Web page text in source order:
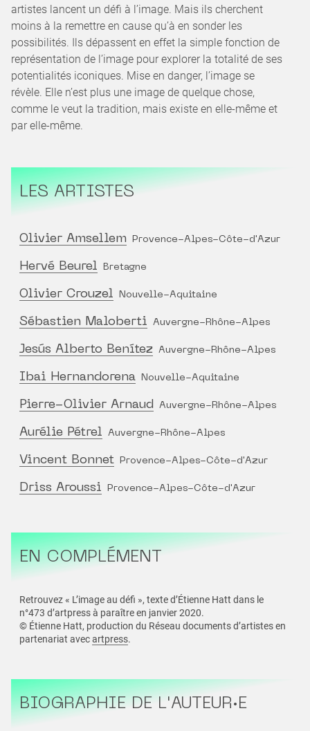
artistes lancent un défi à l’image. Mais ils cherchent
moins à la remettre en cause qu’à en sonder les
possibilités. Ils dépassent en effet la simple fonction de
représentation de l’image pour explorer la totalité de ses
potentialités iconiques. Mise en danger, l’image se
révèle. Elle n’est plus une image de quelque chose,
comme le veut la tradition, mais existe en elle-même et
par elle-même.
LES ARTISTES
Olivier Amsellem Provence-Alpes-Côte-d'Azur
Hervé Beurel Bretagne
Olivier Crouzel Nouvelle-Aquitaine
Sébastien Maloberti Auvergne-Rhône-Alpes
Jesús Alberto Benítez Auvergne-Rhône-Alpes
Ibai Hernandorena Nouvelle-Aquitaine
Pierre-Olivier Arnaud Auvergne-Rhône-Alpes
Aurélie Pétrel Auvergne-Rhône-Alpes
Vincent Bonnet Provence-Alpes-Côte-d'Azur
Driss Aroussi Provence-Alpes-Côte-d'Azur
EN COMPLÉMENT
Retrouvez « L’image au défi », texte d’Étienne Hatt dans le
n°473 d’artpress à paraître en janvier 2020.
© Étienne Hatt, production du Réseau documents d’artistes en
partenariat avecartpress.
BIOGRAPHIE DE L'AUTEUR·E